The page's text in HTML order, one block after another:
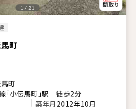
町
1 / 21
町
「小伝馬町」駅 徒歩2分
築年月 2012年10月